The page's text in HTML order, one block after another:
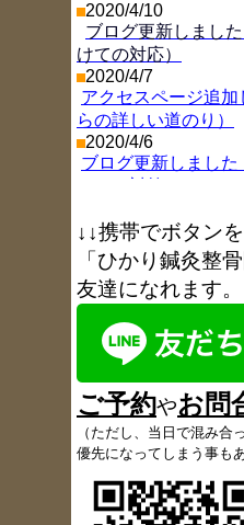
2020/4/10
ブログ更新しまし
けての対応）
2020/4/7
アクセスページ追
らの詳しい道のり）
2020/4/6
ブログ更新しまし
ブログ更新しました
報）
2018/8/9
ブログ更新しました
ブログ更新しました
2017/6/6
ブログ更新しました
お知らせ）
2017/5/18
患者さんの声、多数
2017/5/9
ブログ更新しまし
せ）
↓↓携帯でボタン
「ひかり鍼灸整
友達になれます。
ご予約やお問
（ ただし、当日で混み合
優先になってしまう事も